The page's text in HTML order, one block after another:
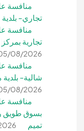
منافسة
تجاري-
منافسة
تجارية
08/2026
منافسة
شالية-
08/2026
منافسة
تميم